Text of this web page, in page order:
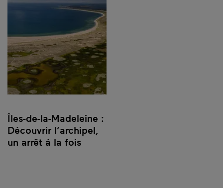
Îles-de-la-Madeleine :
Découvrir l’archipel,
un arrêt à la fois